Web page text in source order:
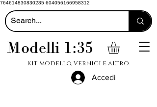
764614830830285 604056166958312
Modelli 1:35
Kit modello, vernici e altro.
Accedi